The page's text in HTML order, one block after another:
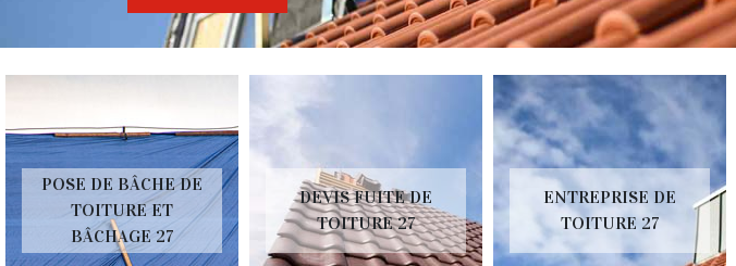
POSE DE BÂCHE DE
TOITURE ET
BÂCHAGE 27
DEVIS FUITE DE
TOITURE 27
ENTREPRISE DE
TOITURE 27